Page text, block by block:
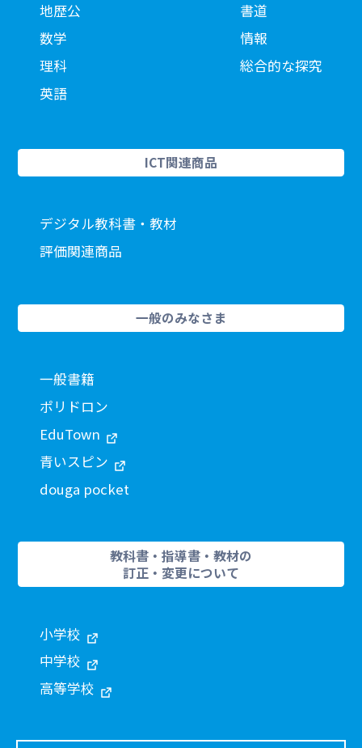
地歴公
数学
理科
英語
書道
情報
総合的な探究
ICT関連商品
デジタル教科書・教材
評価関連商品
一般のみなさま
一般書籍
ポリドロン
EduTown
青いスピン
douga pocket
教科書・指導書・教材の
訂正・変更について
小学校
中学校
高等学校